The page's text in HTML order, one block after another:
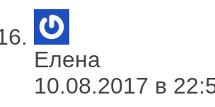
Елена
10.08.2017 в